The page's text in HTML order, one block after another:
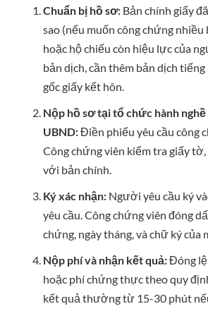
Chuẩn bị hồ sơ:Bản chính giấy
sao (nếu muốn công chứng
hoặc hộ chiếu còn hiệu lực của
bản dịch, cần thêm bản dịch
gốc giấy kết hôn.
Nộp hồ sơ tại tổ chức hành
UBND:Điền phiếu yêu cầu công
Công chứng viên kiểm tra giấy
với bản chính.
Ký xác nhận:Người yêu cầu ký
yêu cầu. Công chứng viên đóng
chứng, ngày tháng, và chữ ký của
Nộp phí và nhận kết quả:Đóng lệ
hoặc phí chứng thực theo quy
kết quả thường từ 15-30 phút